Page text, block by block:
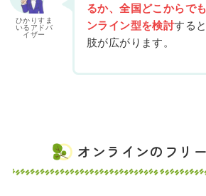
ひかりすま
いるアドバ
イザー
るか、全国どこからで
ンライン型を検討する
肢が広がります。
オンラインのフリ